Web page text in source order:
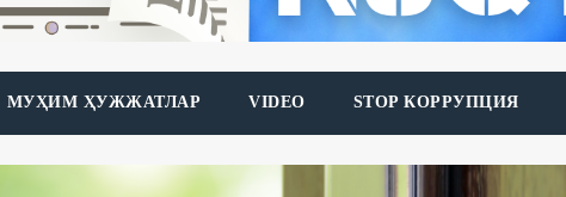
МУҲИМ ҲУЖЖАТЛАР VIDEO STOP КОРРУПЦИЯ